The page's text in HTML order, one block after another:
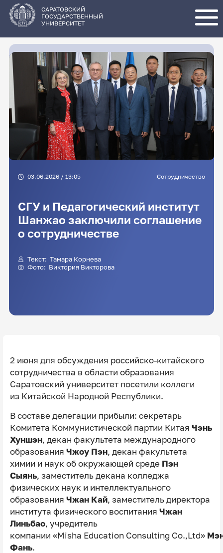
основному
содержанию
САРАТОВСКИЙ
ГОСУДАРСТВЕННЫЙ
УНИВЕРСИТЕТ
03.06.2026 / 13:05 Сотрудничество
СГУ и Педагогический институт
Шанжао заключили соглашение
о сотрудничестве
Текст: Тамара Корнева
Фото: Виктория Викторова
2 июня для обсуждения российско‑китайского
сотрудничества в области образования
Саратовский университет посетили коллеги
из Китайской Народной Республики.
В составе делегации прибыли: секретарь
Комитета Коммунистической партии Китая Чэнь
Хуншэн, декан факультета международного
образования Чжоу Пэн, декан факультета
химии и наук об окружающей среде Пэн
Сыянь, заместитель декана колледжа
физических наук и интеллектуального
образования Чжан Кай, заместитель директора
института физического воспитания Чжан
Линьбао, учредитель
компании «Misha Education Consulting Co.,Ltd»
Фань.